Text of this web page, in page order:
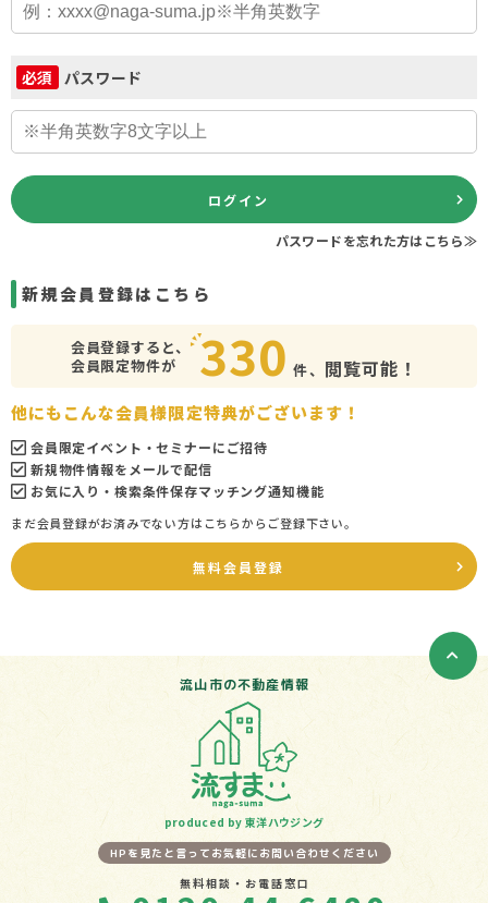
必須 パスワード
ログイン
パスワードを忘れた方はこちら≫
新規会員登録はこちら
会員登録すると、
会員限定物件が
330 件、 閲覧可能！
他にもこんな会員様限定特典がございます！
会員限定イベント・セミナーにご招待
新規物件情報をメールで配信
お気に入り・検索条件保存マッチング通知機能
まだ会員登録がお済みでない方はこちらからご登録下さい。
無料会員登録
流山市の不動産情報
produced by 東洋ハウジング
HPを見たと言ってお気軽にお問い合わせください
無料相談・お電話窓口